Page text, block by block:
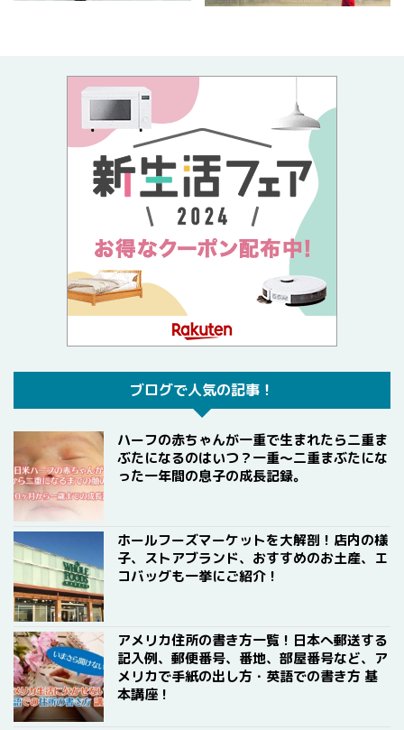
ブログで人気の記事！
ハーフの赤ちゃんが一重で生まれたら二重ま
ぶたになるのはいつ？一重〜二重まぶたにな
った一年間の息子の成長記録。
ホールフーズマーケットを大解剖！店内の様
子、ストアブランド、おすすめのお土産、エ
コバッグも一挙にご紹介！
アメリカ住所の書き方一覧！日本へ郵送する
記入例、郵便番号、番地、部屋番号など、ア
メリカで手紙の出し方・英語での書き方 基
本講座！